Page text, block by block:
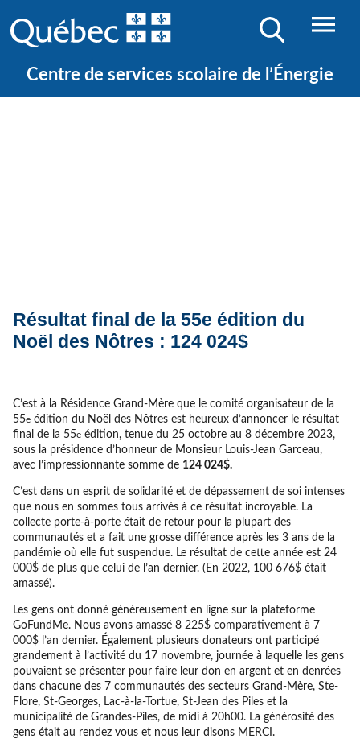
Centre de services scolaire de l’Énergie
Résultat final de la 55e édition du
Noël des Nôtres : 124 024$
C’est à la Résidence Grand-Mère que le comité organisateur de la
55eédition du Noël des Nôtres est heureux d’annoncer le résultat
final de la 55eédition, tenue du 25 octobre au 8 décembre 2023,
sous la présidence d’honneur de Monsieur Louis-Jean Garceau,
avec l’impressionnante somme de 124 024$.
C’est dans un esprit de solidarité et de dépassement de soi intenses
que nous en sommes tous arrivés à ce résultat incroyable. La
collecte porte-à-porte était de retour pour la plupart des
communautés et a fait une grosse différence après les 3 ans de la
pandémie où elle fut suspendue. Le résultat de cette année est 24
000$ de plus que celui de l’an dernier. (En 2022, 100 676$ était
amassé).
Les gens ont donné généreusement en ligne sur la plateforme
GoFundMe. Nous avons amassé 8 225$ comparativement à 7
000$ l’an dernier. Également plusieurs donateurs ont participé
grandement à l’activité du 17 novembre, journée à laquelle les gens
pouvaient se présenter pour faire leur don en argent et en denrées
dans chacune des 7 communautés des secteurs Grand-Mère, Ste-
Flore, St-Georges, Lac-à-la-Tortue, St-Jean des Piles et la
municipalité de Grandes-Piles, de midi à 20h00. La générosité des
gens était au rendez­ vous et nous leur disons MERCI.